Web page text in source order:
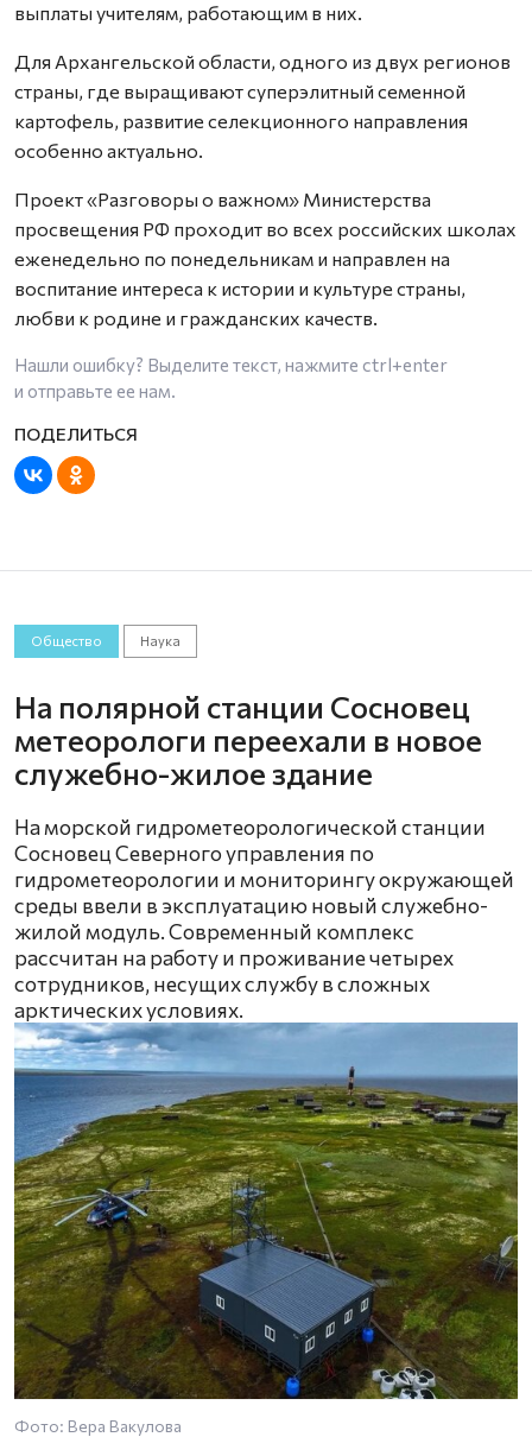
выплаты учителям, работающим в них.
Для Архангельской области, одного из двух регионов
страны, где выращивают суперэлитный семенной
картофель, развитие селекционного направления
особенно актуально.
Проект «Разговоры о важном» Министерства
просвещения РФ проходит во всех российских школах
еженедельно по понедельникам и направлен на
воспитание интереса к истории и культуре страны,
любви к родине и гражданских качеств.
Нашли ошибку? Выделите текст, нажмите ctrl+enter
и отправьте ее нам.
Общество Наука
На полярной станции Сосновец
метеорологи переехали в новое
служебно-жилое здание
На морской гидрометеорологической станции
Сосновец Северного управления по
гидрометеорологии и мониторингу окружающей
среды ввели в эксплуатацию новый служебно-
жилой модуль. Современный комплекс
рассчитан на работу и проживание четырех
сотрудников, несущих службу в сложных
арктических условиях.
Фото: Вера Вакулова